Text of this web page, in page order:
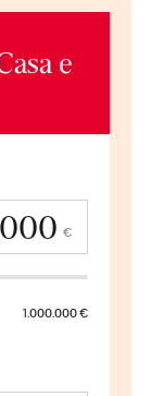
e
€
1.000.000 €